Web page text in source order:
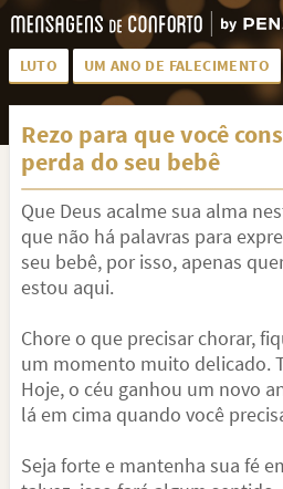
LUTO UM ANO DE FALECIMENTO
LUTO PARA AMIGA
SAUDADES DA MÃE
PÊSAMES PARA AMIGA
MEUS SENTIMENTOS
FRASES DE LUTO PARA AMIGO
Rezo para que você
perda do seu bebê
Que Deus acalme sua alma
que não há palavras para
seu bebê, por isso, apenas
estou aqui.
Chore o que precisar chorar,
um momento muito delicado.
Hoje, o céu ganhou um novo
lá em cima quando você
Seja forte e mantenha sua fé